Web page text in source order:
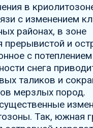
в
с изменением
районах, в зоне
прерывистой и
с
снега
таликов и
мерзлых пород.
Так, южная